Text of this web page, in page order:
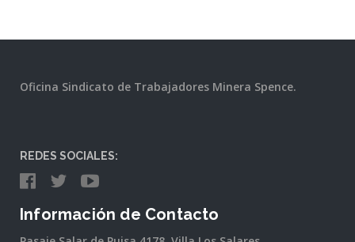
Oficina Sindicato de Trabajadores Minera Spence.
REDES SOCIALES:
Información de Contacto